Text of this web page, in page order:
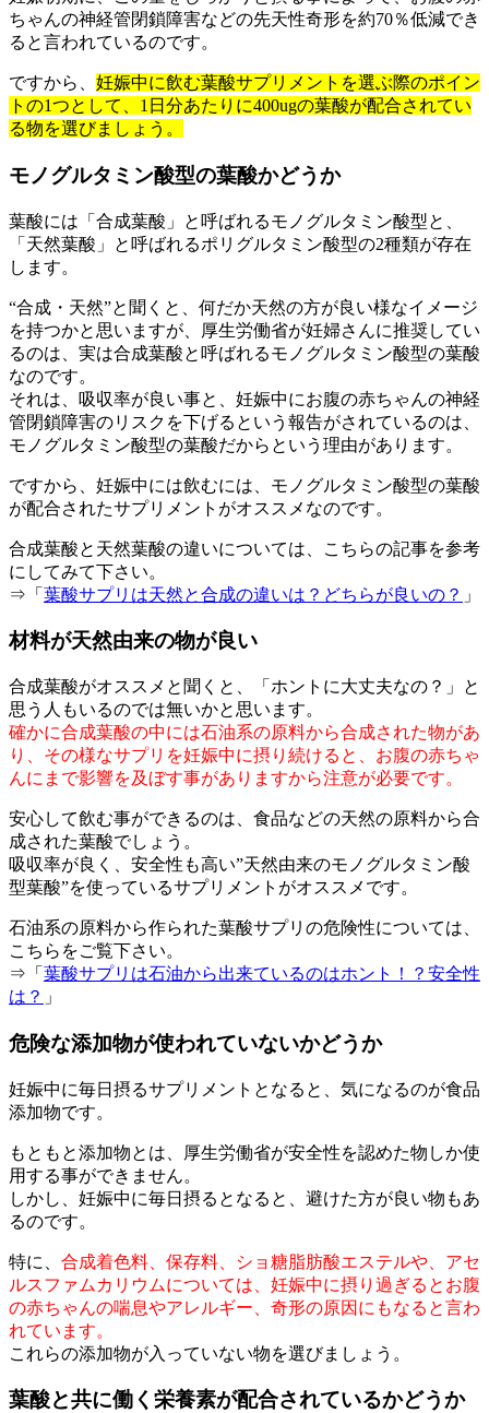
ちゃんの神経管閉鎖障害などの先天性奇形を約70％低減でき
ると言われているのです。
ですから、 妊娠中に飲む葉酸サプリメントを選ぶ際のポイン
トの1つとして、1日分あたりに400ugの葉酸が配合されてい
る物を選びましょう。
モノグルタミン酸型の葉酸かどうか
葉酸には「合成葉酸」と呼ばれるモノグルタミン酸型と、
「天然葉酸」と呼ばれるポリグルタミン酸型の2種類が存在
します。
“合成・天然”と聞くと、何だか天然の方が良い様なイメージ
を持つかと思いますが、厚生労働省が妊婦さんに推奨してい
るのは、実は合成葉酸と呼ばれるモノグルタミン酸型の葉酸
なのです。
それは、吸収率が良い事と、妊娠中にお腹の赤ちゃんの神経
管閉鎖障害のリスクを下げるという報告がされているのは、
モノグルタミン酸型の葉酸だからという理由があります。
ですから、妊娠中には飲むには、モノグルタミン酸型の葉酸
が配合されたサプリメントがオススメなのです。
合成葉酸と天然葉酸の違いについては、こちらの記事を参考
にしてみて下さい。
⇒「 葉酸サプリは天然と合成の違いは？どちらが良いの？ 」
材料が天然由来の物が良い
合成葉酸がオススメと聞くと、「ホントに大丈夫なの？」と
思う人もいるのでは無いかと思います。
確かに合成葉酸の中には石油系の原料から合成された物があ
り、その様なサプリを妊娠中に摂り続けると、お腹の赤ちゃ
んにまで影響を及ぼす事がありますから注意が必要です。
安心して飲む事ができるのは、食品などの天然の原料から合
成された葉酸でしょう。
吸収率が良く、安全性も高い”天然由来のモノグルタミン酸
型葉酸”を使っているサプリメントがオススメです。
石油系の原料から作られた葉酸サプリの危険性については、
こちらをご覧下さい。
⇒「 葉酸サプリは石油から出来ているのはホント！？安全性
は？ 」
危険な添加物が使われていないかどうか
妊娠中に毎日摂るサプリメントとなると、気になるのが食品
添加物です。
もともと添加物とは、厚生労働省が安全性を認めた物しか使
用する事ができません。
しかし、妊娠中に毎日摂るとなると、避けた方が良い物もあ
るのです。
特に、 合成着色料、保存料、ショ糖脂肪酸エステルや、アセ
ルスファムカリウムについては、妊娠中に摂り過ぎるとお腹
の赤ちゃんの喘息やアレルギー、奇形の原因にもなると言わ
れています。
これらの添加物が入っていない物を選びましょう。
葉酸と共に働く栄養素が配合されているかどうか